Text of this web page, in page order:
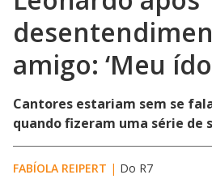
amigo: ‘Meu
Cantores estariam sem se
quando fizeram uma série de
FABÍOLA REIPERT | Do R7